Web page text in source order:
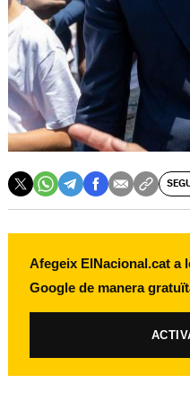
Afegeix ElNacional.cat a
Google de manera